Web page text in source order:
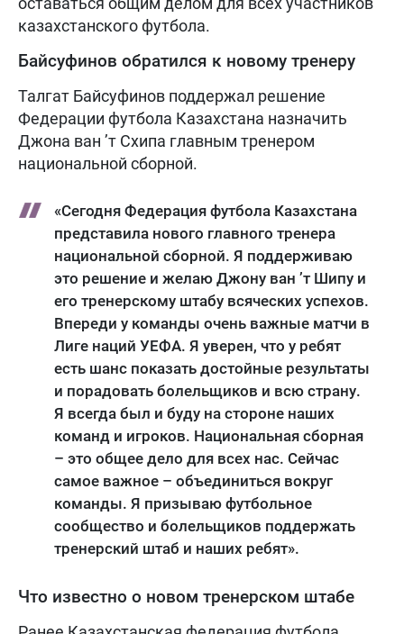
казахстанского футбола.
Байсуфинов обратился к новому тренеру
Талгат Байсуфинов поддержал решение
Федерации футбола Казахстана назначить
Джона ван ’т Схипа главным тренером
национальной сборной.
«Сегодня Федерация футбола Казахстана
представила нового главного тренера
национальной сборной. Я поддерживаю
это решение и желаю Джону ван ’т Шипу и
его тренерскому штабу всяческих успехов.
Впереди у команды очень важные матчи в
Лиге наций УЕФА. Я уверен, что у ребят
есть шанс показать достойные результаты
и порадовать болельщиков и всю страну.
Я всегда был и буду на стороне наших
команд и игроков. Национальная сборная
– это общее дело для всех нас. Сейчас
самое важное – объединиться вокруг
команды. Я призываю футбольное
сообщество и болельщиков поддержать
тренерский штаб и наших ребят».
Что известно о новом тренерском штабе